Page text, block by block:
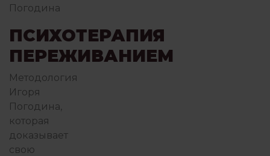
Погодина
ПСИХОТЕРАПИЯ
ПЕРЕЖИВАНИЕМ
Методология
Игоря
Погодина,
которая
доказывает
свою